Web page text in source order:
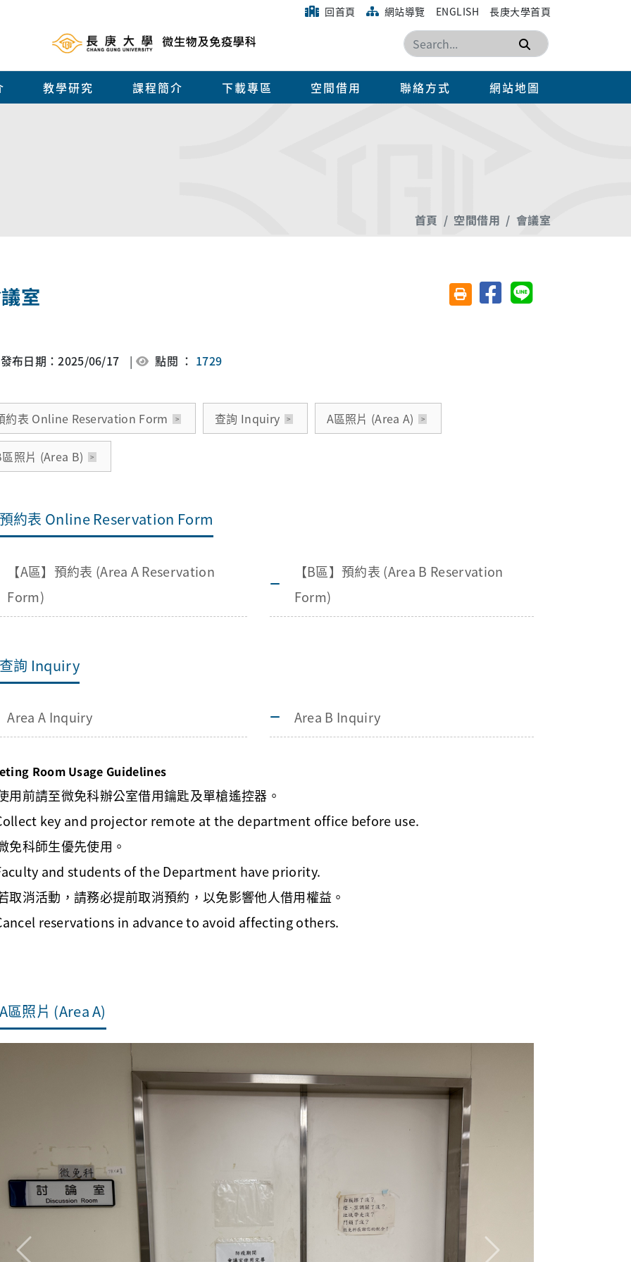
回首頁 網站導覽 ENGLISH 長庚大學首頁
搜尋
教學研究 課程簡介 下載專區 空間借用 聯絡方式 網站地圖
首頁 空間借用 會議室
室 友善列印(另開視窗)
分享至臉書分享至 Line
布日期：2025/06/17 | 點閱 ： 1729
約表 Online Reservation Form 查詢 Inquiry A區照片 (Area A)
照片 (Area B)
約表 Online Reservation Form
【A區】預約表 (Area A Reservation
Form)
【B區】預約表 (Area B Reservation
Form)
詢 Inquiry
Area A Inquiry Area B Inquiry
Room Usage Guidelines
用前請至微免科辦公室借用鑰匙及單槍遙控器。
key and projector remote at the department office before use.
免科師生優先使用。
and students of the Department have priority.
取消活動，請務必提前取消預約，以免影響他人借用權益。
reservations in advance to avoid affecting others.
區照片 (Area A)